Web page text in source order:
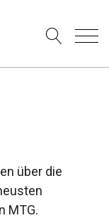
über die
MTG.